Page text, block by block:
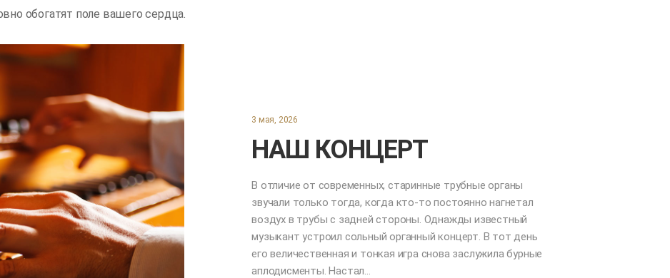
обогатят поле вашего сердца.
3 мая, 2026
НАШ КОНЦЕРТ
В отличие от современных, старинные трубные органы
звучали только тогда, когда кто-то постоянно нагнетал
воздух в трубы с задней стороны. Однажды известный
музыкант устроил сольный органный концерт. В тот день
его величественная и тонкая игра снова заслужила бурные
аплодисменты. Настал…